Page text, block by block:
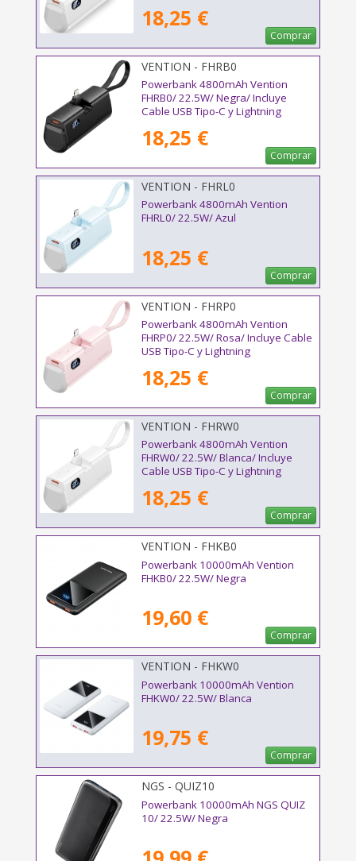
18,25 €
Comprar
VENTION - FHRB0
Powerbank 4800mAh Vention
FHRB0/ 22.5W/ Negra/ Incluye
Cable USB Tipo-C y Lightning
18,25 €
Comprar
VENTION - FHRL0
Powerbank 4800mAh Vention
FHRL0/ 22.5W/ Azul
18,25 €
Comprar
VENTION - FHRP0
Powerbank 4800mAh Vention
FHRP0/ 22.5W/ Rosa/ Incluye Cable
USB Tipo-C y Lightning
18,25 €
Comprar
VENTION - FHRW0
Powerbank 4800mAh Vention
FHRW0/ 22.5W/ Blanca/ Incluye
Cable USB Tipo-C y Lightning
18,25 €
Comprar
VENTION - FHKB0
Powerbank 10000mAh Vention
FHKB0/ 22.5W/ Negra
19,60 €
Comprar
VENTION - FHKW0
Powerbank 10000mAh Vention
FHKW0/ 22.5W/ Blanca
19,75 €
Comprar
NGS - QUIZ10
Powerbank 10000mAh NGS QUIZ
10/ 22.5W/ Negra